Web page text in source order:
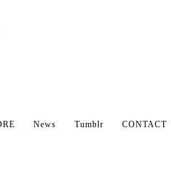
News Tumblr CONTACT